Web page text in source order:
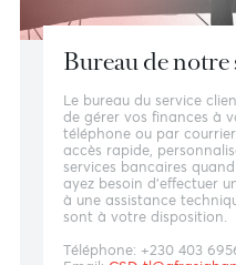
Bureau de